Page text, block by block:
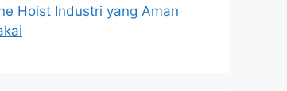
Hoist Industri yang Aman